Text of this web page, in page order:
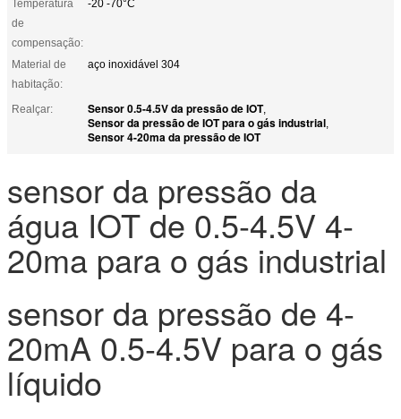
Temperatura
de
compensação:
-20 -70°C
Material de
habitação:
aço inoxidável 304
Realçar: Sensor 0.5-4.5V da pressão de IOT,
Sensor da pressão de IOT para o gás industrial,
Sensor 4-20ma da pressão de IOT
sensor da pressão da
água IOT de 0.5-4.5V 4-
20ma para o gás industrial
sensor da pressão de 4-
20mA 0.5-4.5V para o gás
líquido